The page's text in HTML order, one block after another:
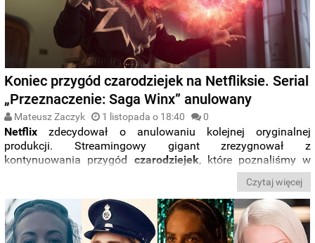
Koniec przygód czarodziejek na Netfliksie. Serial
„Przeznaczenie: Saga Winx” anulowany
Mateusz Zaczyk 1 listopada o 18:40 0
Netflix zdecydował o anulowaniu kolejnej oryginalnej
produkcji. Streamingowy gigant zrezygnował z
kontynuowania przygód czarodziejek, które poznaliśmy w
Przeznaczenie: Saga Winx”.
Czytaj więcej